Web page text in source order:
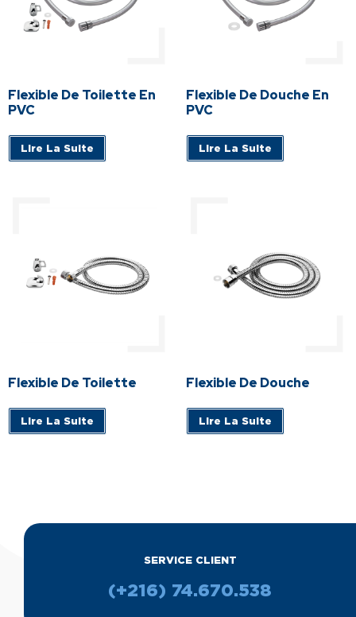
Flexible De Toilette En
PVC
Lire La Suite
Flexible De Douche En
PVC
Lire La Suite
Flexible De Toilette
Lire La Suite
Flexible De Douche
Lire La Suite
SERVICE CLIENT
(+216) 74.670.538